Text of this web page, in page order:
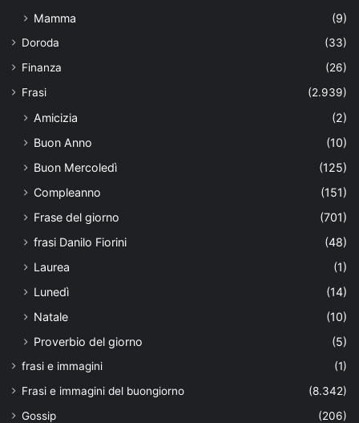
Mamma (9)
Doroda
(33)
Finanza
(26)
Frasi
(2.939)
Amicizia
(2)
Buon Anno
(10)
Buon Mercoledì
(125)
Compleanno
(151)
Frase del giorno
(701)
frasi Danilo Fiorini
(48)
Laurea
(1)
Lunedì
(14)
Natale
(10)
Proverbio del giorno
(5)
frasi e immagini
(1)
Frasi e immagini del buongiorno
(8.342)
Gossip
(206)